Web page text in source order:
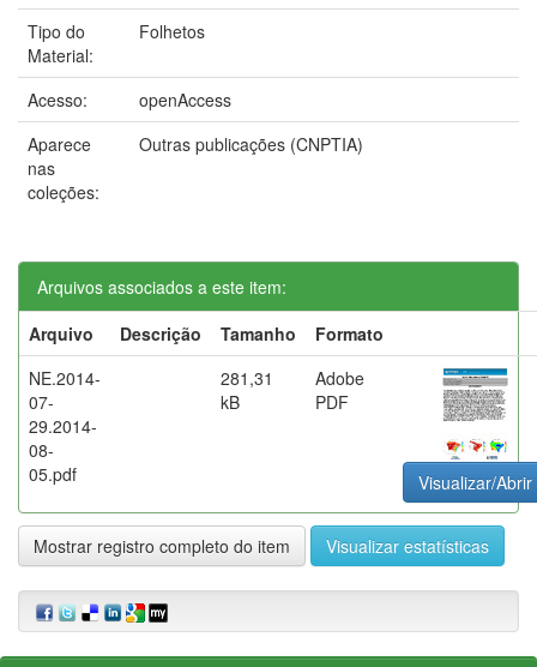
Tipo do
Material:
Folhetos
Acesso:
openAccess
Aparece
nas
coleções:
Outras publicações (CNPTIA)
Arquivos associados a este item:
Arquivo
Descrição Tamanho
Formato
NE.2014-
07-
29.2014-
08-
05.pdf
281,31
kB
Adobe
PDF
Visualizar/Abrir
Mostrar registro completo do item Visualizar estatísticas